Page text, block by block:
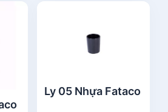
Ly 05 Nhựa Fataco